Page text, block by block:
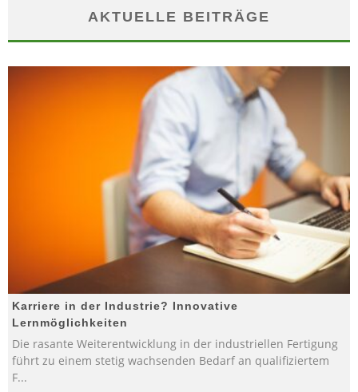
AKTUELLE BEITRÄGE
Karriere in der Industrie? Innovative
Lernmöglichkeiten
Die rasante Weiterentwicklung in der industriellen Fertigung
führt zu einem stetig wachsenden Bedarf an qualifiziertem
F...